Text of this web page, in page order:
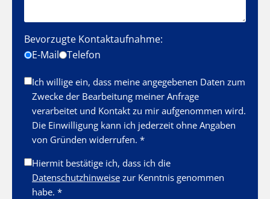
Bevorzugte Kontaktaufnahme:
E-Mail
Telefon
Ich willige ein, dass meine angegebenen Daten zum
Zwecke der Bearbeitung meiner Anfrage
verarbeitet und Kontakt zu mir aufgenommen wird.
Die Einwilligung kann ich jederzeit ohne Angaben
von Gründen widerrufen. *
Hiermit bestätige ich, dass ich die
Datenschutzhinweise zur Kenntnis genommen
habe. *